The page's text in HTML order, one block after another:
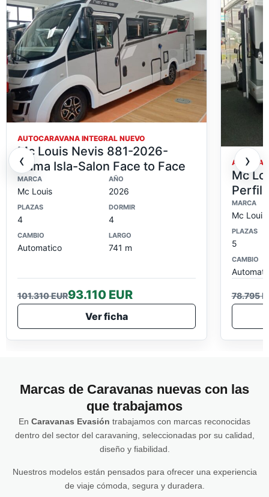
‹
AUTOCARAVANA INTEGRAL NUEVO
Mc Louis Nevis 881-2026-
Cama Isla-Salon Face to Face
MARCA
Mc Louis
AÑO
2026
PLAZAS
4
DORMIR
4
CAMBIO
Automatico
LARGO
741 m
101.310 EUR93.110 EUR
Ver ficha
Mc
MARCA
Mc Louis
PLAZAS
5
CAMBIO
78.795
›
Marcas de Caravanas nuevas con las
que trabajamos
En Caravanas Evasión trabajamos con marcas reconocidas
dentro del sector del caravaning, seleccionadas por su calidad,
diseño y fiabilidad.
Nuestros modelos están pensados para ofrecer una experiencia
de viaje cómoda, segura y duradera.